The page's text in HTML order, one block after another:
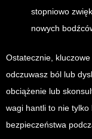
stopniowo
nowych
Ostatecznie, kluczowe
odczuwasz ból lub
obciążenie lub
wagi hantli to nie tylko
bezpieczeństwa